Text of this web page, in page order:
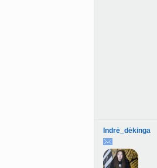
Indrė_dėkinga